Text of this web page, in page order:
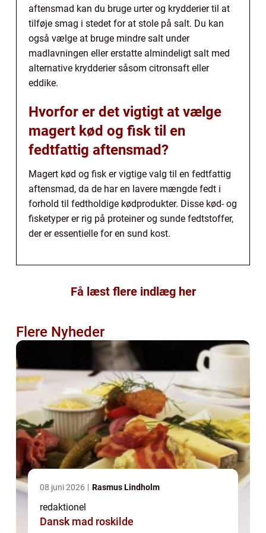
aftensmad kan du bruge urter og krydderier til at
tilføje smag i stedet for at stole på salt. Du kan
også vælge at bruge mindre salt under
madlavningen eller erstatte almindeligt salt med
alternative krydderier såsom citronsaft eller
eddike.
Hvorfor er det vigtigt at vælge
magert kød og fisk til en
fedtfattig aftensmad?
Magert kød og fisk er vigtige valg til en fedtfattig
aftensmad, da de har en lavere mængde fedt i
forhold til fedtholdige kødprodukter. Disse kød- og
fisketyper er rig på proteiner og sunde fedtstoffer,
der er essentielle for en sund kost.
Få læst flere indlæg her
Flere Nyheder
08 juni 2026 Rasmus Lindholm
redaktionel
Dansk mad roskilde